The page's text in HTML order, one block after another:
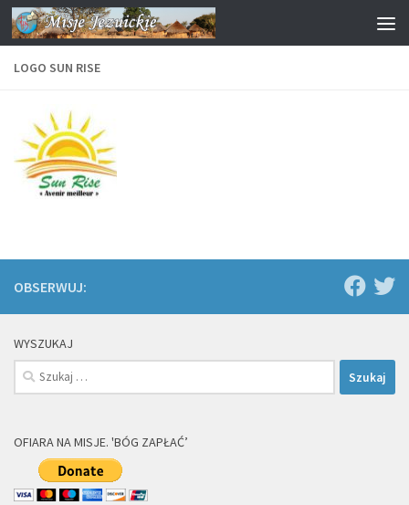
Przejdź do treści
LOGO SUN RISE
OBSERWUJ:
WYSZUKAJ
Szukaj:
OFIARA NA MISJE. 'BÓG ZAPŁAĆ’